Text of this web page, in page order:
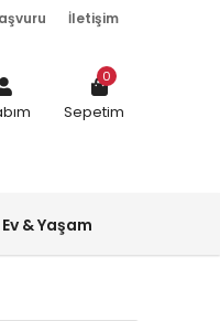
İletişim
Sepetim
0
Ev & Yaşam